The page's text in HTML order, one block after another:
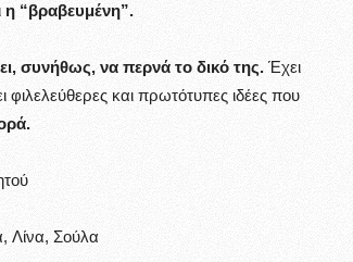
η “βραβευμένη”.
συνήθως, να περνά το δικό της. Έχει
φιλελεύθερες και πρωτότυπες ιδέες που
Λίνα, Σούλα